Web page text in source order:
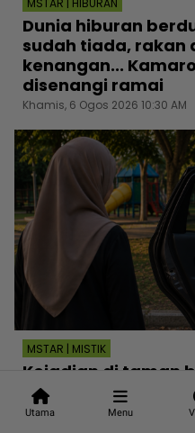
Utama Menu
MSTAR | HIBURAN
Dunia hiburan
sudah tiada, rakan
kenangan...
disenangi ramai
Khamis, 6 Ogos 2026 10:30 AM
MSTAR | MISTIK
Kejadian di taman
meremang! Anak
mata rupanya